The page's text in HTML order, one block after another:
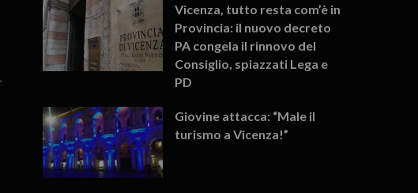
Vicenza, tutto resta com’è in
Provincia: il nuovo decreto
PA congela il rinnovo del
Consiglio, spiazzati Lega e
PD
Giovine attacca: “Male il
turismo a Vicenza!”